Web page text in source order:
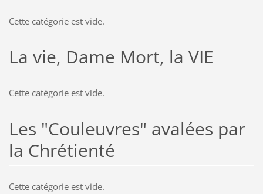
Cette catégorie est vide.
La vie, Dame Mort, la VIE
Cette catégorie est vide.
Les "Couleuvres" avalées par
la Chrétienté
Cette catégorie est vide.